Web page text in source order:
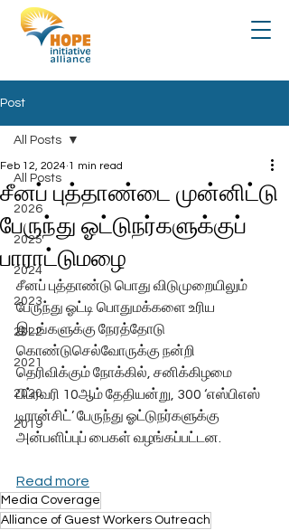
Post
All Posts
2026
2025
2024
2023
2022
2021
2020
2019
All Posts
சீனப் புத்தாண்டை முன்னிட்டு
பேருந்து ஓட்டுநர்களுக்குப்
பாராட்டுமழை
Feb 12, 2024 1 min read
சீனப் புத்தாண்டு பொது விடுமுறையிலும்
பேருந்து ஓட்டி பொதுமக்களை உரிய
இடங்களுக்கு நேரத்தோடு
கொண்டுசெல்வோருக்கு நன்றி
தெரிவிக்கும் நோக்கில், சனிக்கிழமை
பிப்ரவரி 10ஆம் தேதியன்று, 300 ‘எஸ்பிஎஸ்
டிரான்சிட்’ பேருந்து ஓட்டுநர்களுக்கு
அன்பளிப்புப் பைகள் வழங்கப்பட்டன.
Read more
Media Coverage
Alliance of Guest Workers Outreach